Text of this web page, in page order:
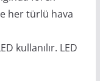
her türlü hava
kullanılır. LED